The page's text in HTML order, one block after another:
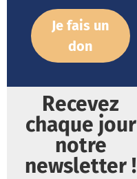
Je fais un
don
Recevez
chaque jour
notre
newsletter !